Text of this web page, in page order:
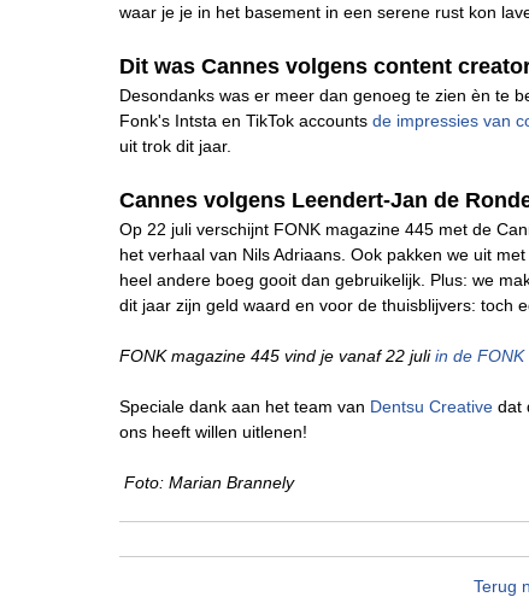
waar je je in het basement in een serene rust kon
Dit was Cannes volgens content
Desondanks was er meer dan genoeg te zien èn te
Fonk's Intsta en TikTok accounts de impressies van
uit trok dit jaar.
Cannes volgens Leendert-Jan de
Op 22 juli verschijnt FONK magazine 445 met de
het verhaal van Nils Adriaans. Ook pakken we uit
heel andere boeg gooit dan gebruikelijk. Plus: we
dit jaar zijn geld waard en voor de thuisblijvers: toch
FONK magazine 445 vind je vanaf 22 juliin de
Speciale dank aan het team van Dentsu Creative dat
ons heeft willen uitlenen!
Foto: Marian Brannely
Terug